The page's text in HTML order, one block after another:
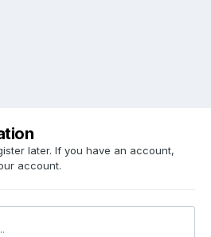
later. If you have an account,
account.